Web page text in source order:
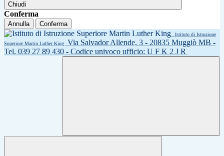
Chiudi
Conferma
Annulla Conferma
Istituto di Istruzione
Superiore Martin Luther King
Via Salvador Allende, 3 - 20835 Muggiò MB -
Tel. 039 27 89 430 - Codice univoco ufficio: U F K 2 J R